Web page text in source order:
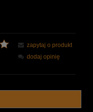
zapytaj o produkt
dodaj opinię